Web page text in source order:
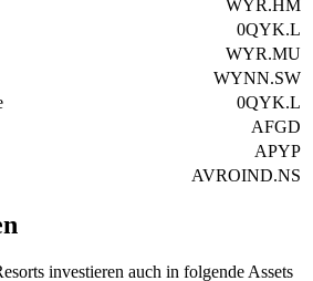
WYR.HM
0QYK.L
WYR.MU
WYNN.SW
0QYK.L
AFGD
APYP
AVROIND.NS
investieren auch in folgende Assets